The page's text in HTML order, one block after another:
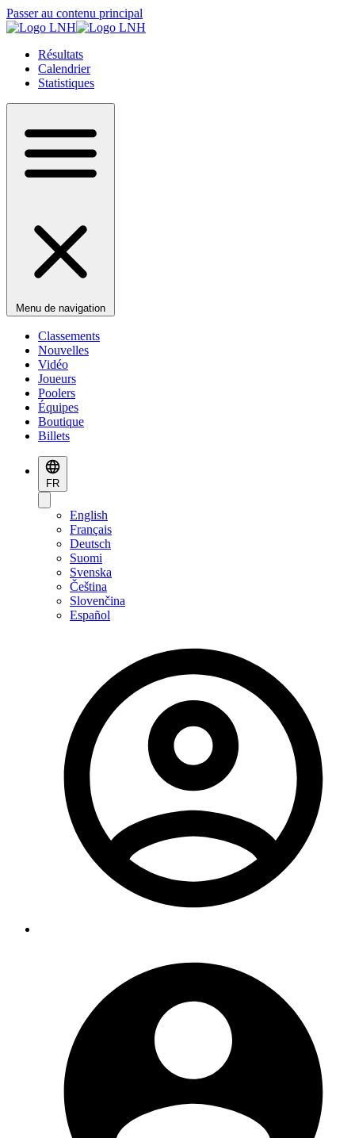
Passer au contenu principal
Résultats
Calendrier
Statistiques
Menu de navigation
Classements
Nouvelles
Vidéo
Joueurs
Poolers
Équipes
Boutique
Billets
FR
English
Français
Deutsch
Suomi
Svenska
Čeština
Slovenčina
Español